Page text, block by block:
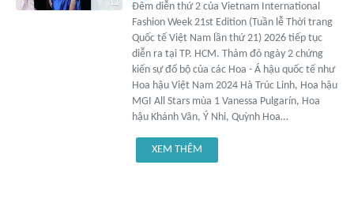
Đêm diễn thứ 2 của Vietnam International
Fashion Week 21st Edition (Tuần lễ Thời trang
Quốc tế Việt Nam lần thứ 21) 2026 tiếp tục
diễn ra tại TP. HCM. Thảm đỏ ngày 2 chứng
kiến sự đổ bộ của các Hoa - Á hậu quốc tế như
Hoa hậu Việt Nam 2024 Hà Trúc Linh, Hoa hậu
MGI All Stars mùa 1 Vanessa Pulgarín, Hoa
hậu Khánh Vân, Ý Nhi, Quỳnh Hoa…
XEM THÊM